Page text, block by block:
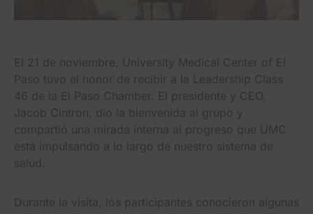
El 21 de noviembre, University Medical Center of El
Paso tuvo el honor de recibir a la Leadership Class
46 de la El Paso Chamber. El presidente y CEO,
Jacob Cintron, dio la bienvenida al grupo y
compartió una mirada interna al progreso que UMC
está impulsando a lo largo de nuestro sistema de
salud.
Durante la visita, los participantes conocieron algunas